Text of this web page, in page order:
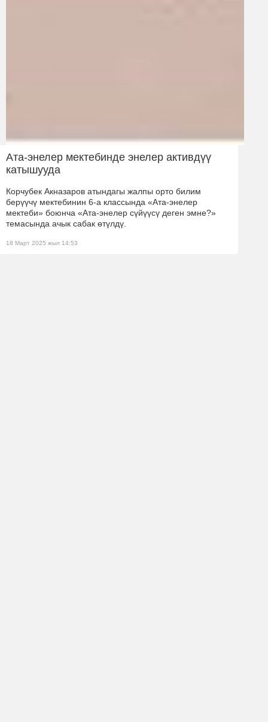
Ата-энелер мектебинде энелер активдүү
катышууда
Корчубек Акназаров атындагы жалпы орто билим
берүүчү мектебинин 6-а классында «Ата-энелер
мектеби» боюнча «Ата-энелер сүйүүсү деген эмне?»
темасында ачык сабак өтүлдү.
18 Март 2025 жыл 14:53